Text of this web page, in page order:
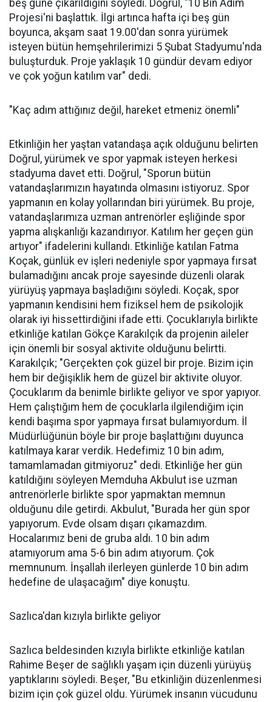
beş güne çıkarıldığını söyledi. Doğrul, "10 Bin Adım
Projesi'ni başlattık. İlgi artınca hafta içi beş gün
boyunca, akşam saat 19.00'dan sonra yürümek
isteyen bütün hemşehrilerimizi 5 Şubat Stadyumu'nda
buluşturduk. Proje yaklaşık 10 gündür devam ediyor
ve çok yoğun katılım var" dedi.
"Kaç adım attığınız değil, hareket etmeniz önemli"
Etkinliğin her yaştan vatandaşa açık olduğunu belirten
Doğrul, yürümek ve spor yapmak isteyen herkesi
stadyuma davet etti. Doğrul, "Sporun bütün
vatandaşlarımızın hayatında olmasını istiyoruz. Spor
yapmanın en kolay yollarından biri yürümek. Bu proje,
vatandaşlarımıza uzman antrenörler eşliğinde spor
yapma alışkanlığı kazandırıyor. Katılım her geçen gün
artıyor" ifadelerini kullandı. Etkinliğe katılan Fatma
Koçak, günlük ev işleri nedeniyle spor yapmaya fırsat
bulamadığını ancak proje sayesinde düzenli olarak
yürüyüş yapmaya başladığını söyledi. Koçak, spor
yapmanın kendisini hem fiziksel hem de psikolojik
olarak iyi hissettirdiğini ifade etti. Çocuklarıyla birlikte
etkinliğe katılan Gökçe Karakılçık da projenin aileler
için önemli bir sosyal aktivite olduğunu belirtti.
Karakılçık; "Gerçekten çok güzel bir proje. Bizim için
hem bir değişiklik hem de güzel bir aktivite oluyor.
Çocuklarım da benimle birlikte geliyor ve spor yapıyor.
Hem çalıştığım hem de çocuklarla ilgilendiğim için
kendi başıma spor yapmaya fırsat bulamıyordum. İl
Müdürlüğünün böyle bir proje başlattığını duyunca
katılmaya karar verdik. Hedefimiz 10 bin adım,
tamamlamadan gitmiyoruz" dedi. Etkinliğe her gün
katıldığını söyleyen Memduha Akbulut ise uzman
antrenörlerle birlikte spor yapmaktan memnun
olduğunu dile getirdi. Akbulut, "Burada her gün spor
yapıyorum. Evde olsam dışarı çıkamazdım.
Hocalarımız beni de gruba aldı. 10 bin adım
atamıyorum ama 5-6 bin adım atıyorum. Çok
memnunum. İnşallah ilerleyen günlerde 10 bin adım
hedefine de ulaşacağım" diye konuştu.
Sazlıca'dan kızıyla birlikte geliyor
Sazlıca beldesinden kızıyla birlikte etkinliğe katılan
Rahime Beşer de sağlıklı yaşam için düzenli yürüyüş
yaptıklarını söyledi. Beşer, "Bu etkinliğin düzenlenmesi
bizim için çok güzel oldu. Yürümek insanın vücudunu